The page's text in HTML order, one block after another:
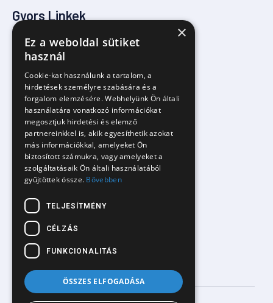
Gyors Linkek
Kezdőlap
Rólunk
Szolgáltatások
Okos AI ügyfélszolgálat
AI automatizált értékesítés
AI véleménykezelő rendszer
Árazás
Blog
×
Ez a weboldal sütiket
használ
Cookie-kat használunk a tartalom, a
hirdetések személyre szabására és a
forgalom elemzésére. Webhelyünk Ön általi
használatára vonatkozó információkat
megosztjuk hirdetési és elemző
partnereinkkel is, akik egyesíthetik azokat
más információkkal, amelyeket Ön
biztosított számukra, vagy amelyeket a
szolgáltatásaik Ön általi használatából
gyűjtöttek össze. Bővebben
TELJESÍTMÉNY
CÉLZÁS
FUNKCIONALITÁS
ÖSSZES ELFOGADÁSA